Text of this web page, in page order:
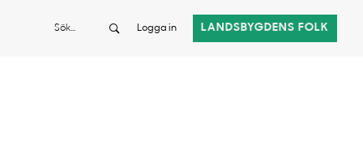
Sök Logga in LANDSBYGDENS FOLK